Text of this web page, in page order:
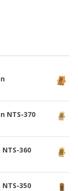
NTS-370
360
350